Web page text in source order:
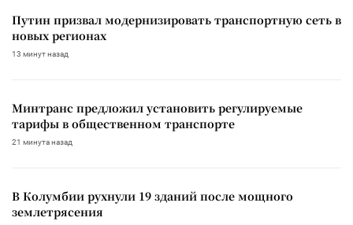
Путин призвал модернизировать транспортную сеть в
новых регионах
13 минут назад
Минтранс предложил установить регулируемые
тарифы в общественном транспорте
21 минута назад
В Колумбии рухнули 19 зданий после мощного
землетрясения